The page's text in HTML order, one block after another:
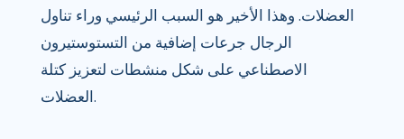
العضلات. وهذا الأخير هو السبب الرئيسي وراء تناول
الرجال جرعات إضافية من التستوستيرون
الاصطناعي على شكل منشطات لتعزيز كتلة
العضلات.